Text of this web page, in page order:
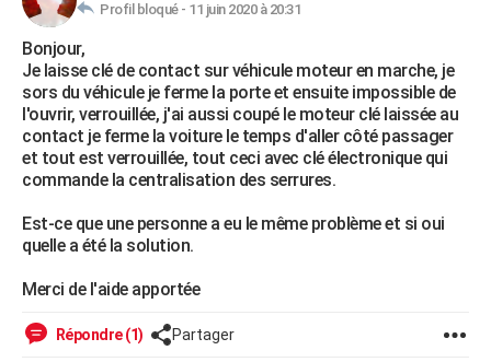
Essais
Réserver un essai
Citadines
Berlines
SUV
Forum auto
HIGH-TECH
Mobiles
Meilleur smartphone
Internet
Ordinateurs
Jeux vidéo
Guide high-tech
+BRICOLAGE
Forum
Aménagement intérieur
Extérieur
Cuisine
Salle de bains
Jardinage
Rangement
WEEK-END
Guides de France
Escapades
Patrimoine
Expositions
Musées
Week-end nature
+LIFESTYLE
Alimentation
Guide de la santé
Maladies
Médicaments
Sommeil
VOYAGE
Destinations
City break
Voyage nature
Voyage de noces
Forum
Climat
+
GUIDES D'ACHAT
Profil bloqué - 11 juin 2020 à 20:31
Bonjour,
Je laisse clé de contact sur véhicule moteur en marche, je
sors du véhicule je ferme la porte et ensuite impossible de
l'ouvrir, verrouillée, j'ai aussi coupé le moteur clé laissée au
contact je ferme la voiture le temps d'aller côté passager
et tout est verrouillée, tout ceci avec clé électronique qui
commande la centralisation des serrures.
Est-ce que une personne a eu le même problème et si oui
quelle a été la solution.
Merci de l'aide apportée
Répondre (1) Partager